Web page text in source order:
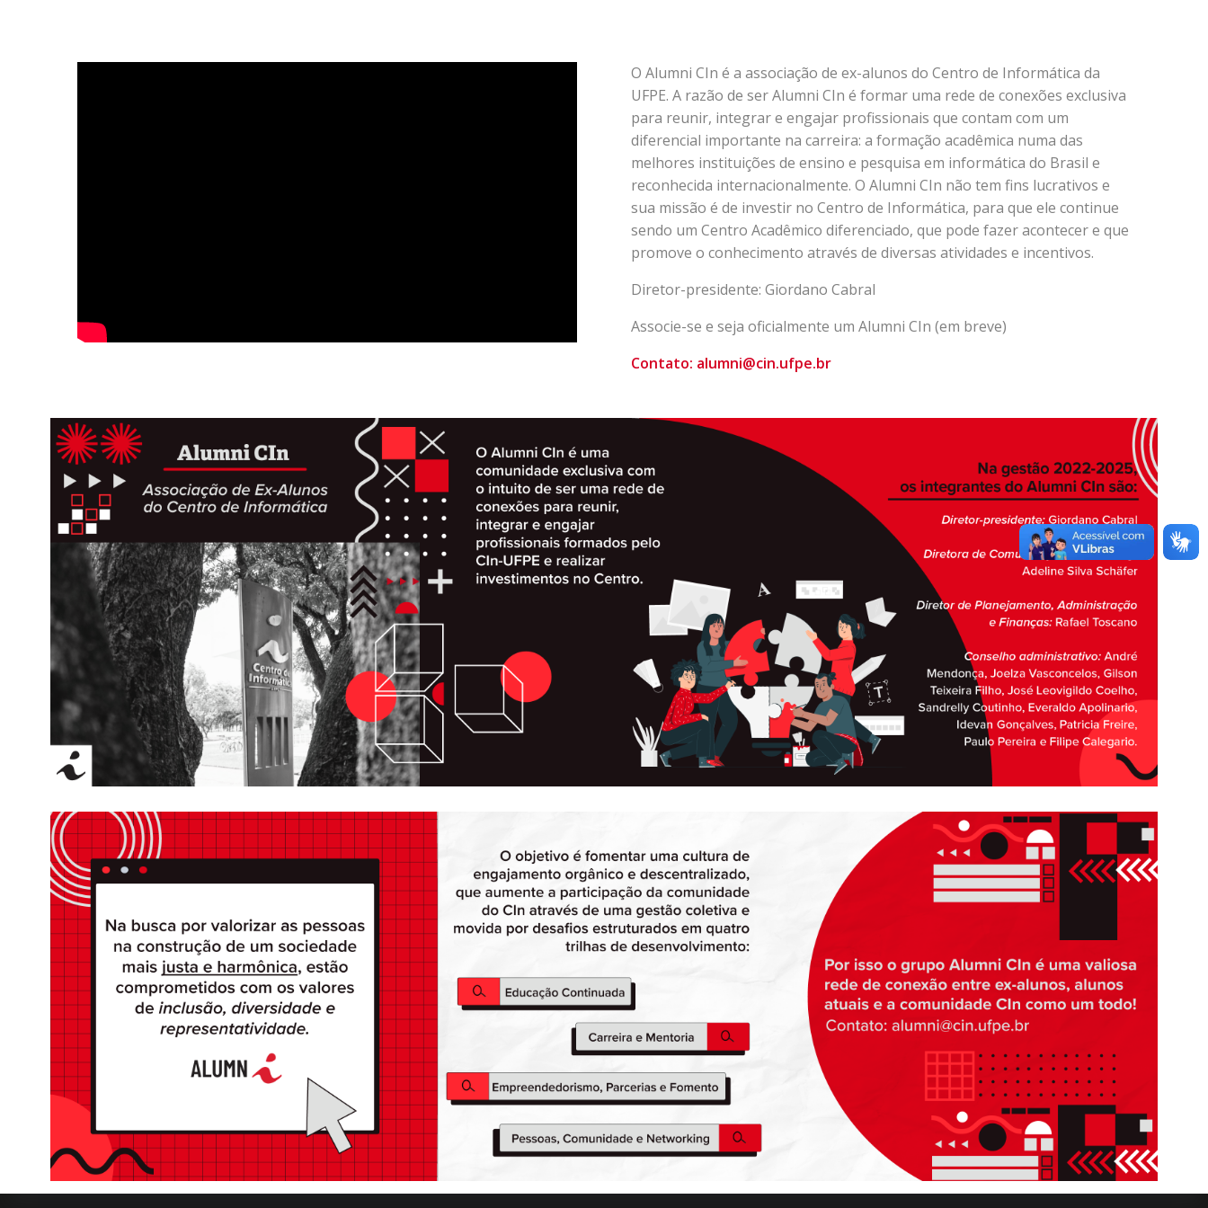
O Alumni CIn é a associação de ex-alunos do Centro de Informática da
UFPE. A razão de ser Alumni CIn é formar uma rede de conexões exclusiva
para reunir, integrar e engajar profissionais que contam com um
diferencial importante na carreira: a formação acadêmica numa das
melhores instituições de ensino e pesquisa em informática do Brasil e
reconhecida internacionalmente. O Alumni CIn não tem fins lucrativos e
sua missão é de investir no Centro de Informática, para que ele continue
sendo um Centro Acadêmico diferenciado, que pode fazer acontecer e que
promove o conhecimento através de diversas atividades e incentivos.
Diretor-presidente: Giordano Cabral
Associe-se e seja oficialmente um Alumni CIn (em breve)
Contato: alumni@cin.ufpe.br